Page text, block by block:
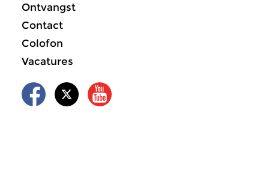
Ontvangst
Contact
Colofon
Vacatures